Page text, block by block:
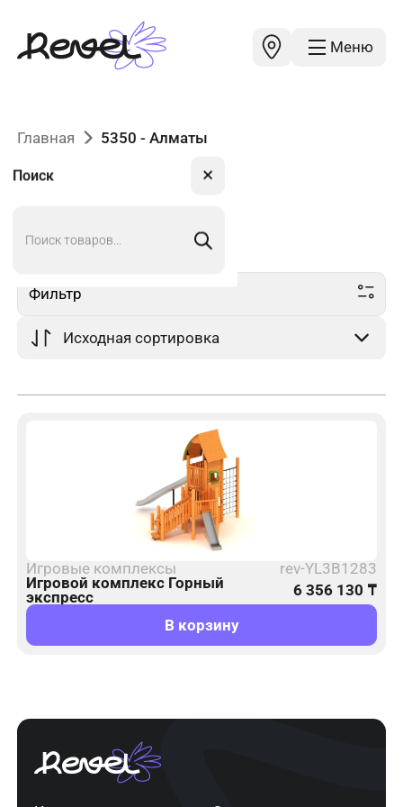
Меню
Поиск ✕
Главная 5350 - Алматы
5350в Алматы
Фильтр
Игровые комплексы
rev-YL3B1283
Игровой комплекс Горный
экспресс
6 356 130 ₸
В корзину